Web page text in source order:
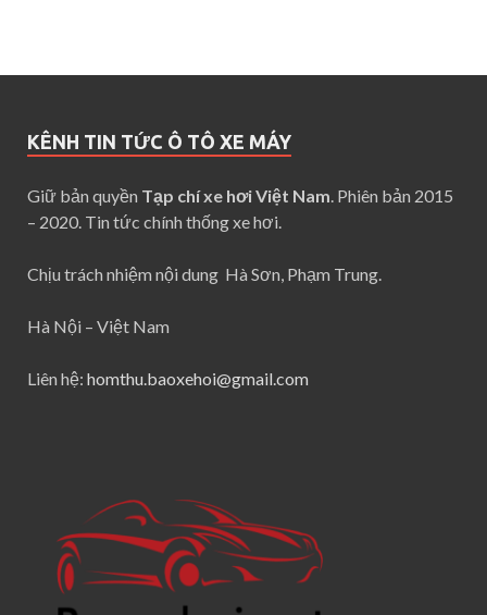
KÊNH TIN TỨC Ô TÔ XE MÁY
Giữ bản quyền Tạp chí xe hơi Việt Nam. Phiên bản 2015
– 2020. Tin tức chính thống xe hơi.
Chịu trách nhiệm nội dung Hà Sơn, Phạm Trung.
Hà Nội – Việt Nam
Liên hệ: homthu.baoxehoi@gmail.com